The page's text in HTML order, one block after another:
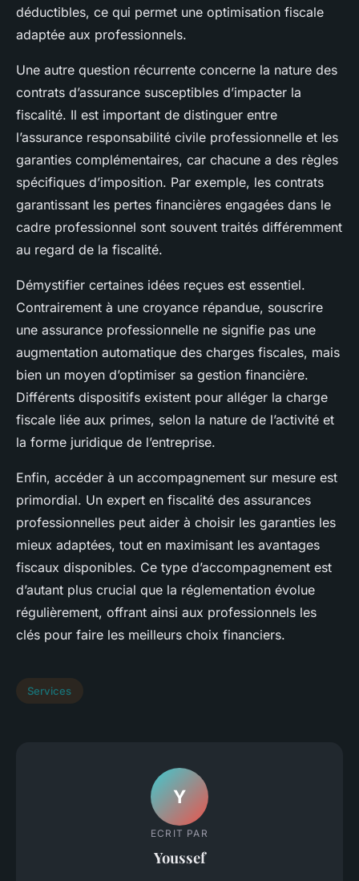
déductibles, ce qui permet une optimisation fiscale
adaptée aux professionnels.
Une autre question récurrente concerne la nature des
contrats d’assurance susceptibles d’impacter la
fiscalité. Il est important de distinguer entre
l’assurance responsabilité civile professionnelle et les
garanties complémentaires, car chacune a des règles
spécifiques d’imposition. Par exemple, les contrats
garantissant les pertes financières engagées dans le
cadre professionnel sont souvent traités différemment
au regard de la fiscalité.
Démystifier certaines idées reçues est essentiel.
Contrairement à une croyance répandue, souscrire
une assurance professionnelle ne signifie pas une
augmentation automatique des charges fiscales, mais
bien un moyen d’optimiser sa gestion financière.
Différents dispositifs existent pour alléger la charge
fiscale liée aux primes, selon la nature de l’activité et
la forme juridique de l’entreprise.
Enfin, accéder à un accompagnement sur mesure est
primordial. Un expert en fiscalité des assurances
professionnelles peut aider à choisir les garanties les
mieux adaptées, tout en maximisant les avantages
fiscaux disponibles. Ce type d’accompagnement est
d’autant plus crucial que la réglementation évolue
régulièrement, offrant ainsi aux professionnels les
clés pour faire les meilleurs choix financiers.
Services
Y
ECRIT PAR
Youssef